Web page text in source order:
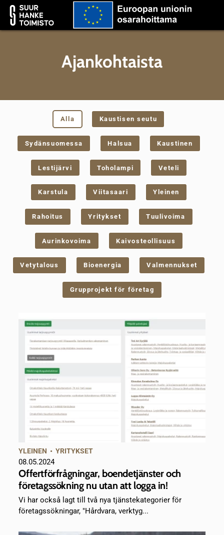
Ajankohtaista
Alla Kaustisen seutu
Sydänsuomessa Halsua Kaustinen
Lestijärvi Toholampi Veteli
Karstula Viitasaari Yleinen
Rahoitus Yritykset Tuulivoima
Aurinkovoima Kaivosteollisuus
Vetytalous Bioenergia Valmennukset
Grupprojekt för företag
YLEINEN •YRITYKSET
08.05.2024
Offertförfrågningar, boendetjänster och
företagssökning nu utan att logga in!
Vi har också lagt till två nya tjänstekategorier för
företagssökningar, "Hårdvara, verktyg...